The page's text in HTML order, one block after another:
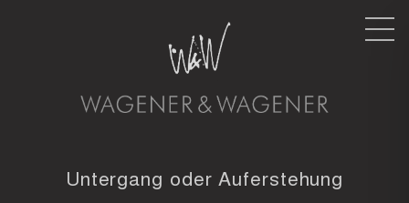
Untergang oder Auferstehung